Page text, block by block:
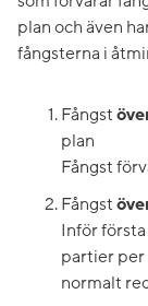
plan och även
fångsterna i
Fångst
plan
Fångst
Fångst
Inför
partier per
normalt